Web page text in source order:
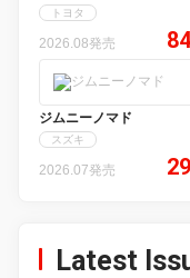
トヨタ
2026.08発売
ジムニーノマド
スズキ
2026.07発売
Latest